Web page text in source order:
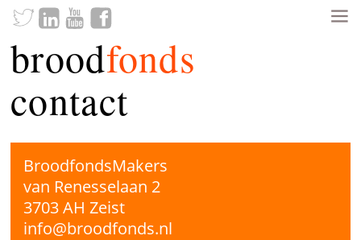
broodfonds
contact
BroodfondsMakers
van Renesselaan 2
3703 AH Zeist
info@broodfonds.nl